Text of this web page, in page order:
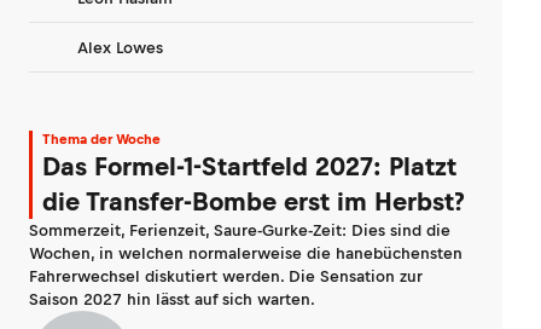
Alex Lowes
Thema der Woche
Das Formel-1-Startfeld 2027: Platzt
die Transfer-Bombe erst im Herbst?
Sommerzeit, Ferienzeit, Saure-Gurke-Zeit: Dies sind die
Wochen, in welchen normalerweise die hanebüchensten
Fahrerwechsel diskutiert werden. Die Sensation zur
Saison 2027 hin lässt auf sich warten.